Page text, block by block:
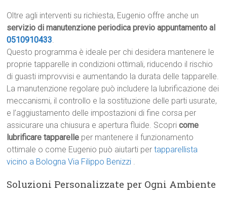
Oltre agli interventi su richiesta, Eugenio offre anche un
servizio di manutenzione periodica previo appuntamento al
0510910433.
Questo programma è ideale per chi desidera mantenere le
proprie tapparelle in condizioni ottimali, riducendo il rischio
di guasti improvvisi e aumentando la durata delle tapparelle.
La manutenzione regolare può includere la lubrificazione dei
meccanismi, il controllo e la sostituzione delle parti usurate,
e l’aggiustamento delle impostazioni di fine corsa per
assicurare una chiusura e apertura fluide. Scopricome
lubrificare tapparelle per mantenere il funzionamento
ottimale o come Eugenio può aiutarti pertapparellista
vicino a Bologna Via Filippo Benizzi .
Soluzioni Personalizzate per Ogni Ambiente